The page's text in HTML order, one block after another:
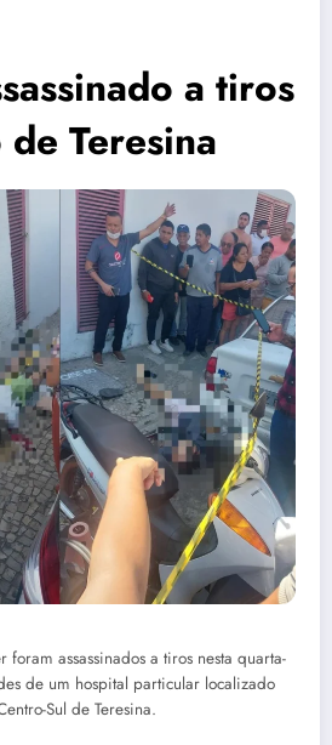
a tiros
Teresina
foram assassinados a tiros nesta quarta-
de um hospital particular localizado
Sul de Teresina.